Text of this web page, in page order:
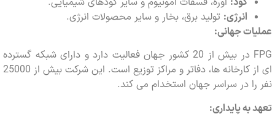
انرژی:تولید برق، بخار و سایر محصولات انرژی.
جهانی:
FPG در بیش از 20 کشور جهان فعالیت دارد و دارای شبکه گسترده
ای از کارخانه ها، دفاتر و مراکز توزیع است. این شرکت بیش از 25000
در سراسر جهان استخدام می کند.
پایداری: